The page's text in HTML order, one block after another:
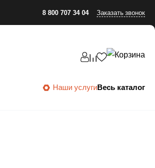
8 800 707 34 04 Заказать звонок
Наши услугиВесь каталог